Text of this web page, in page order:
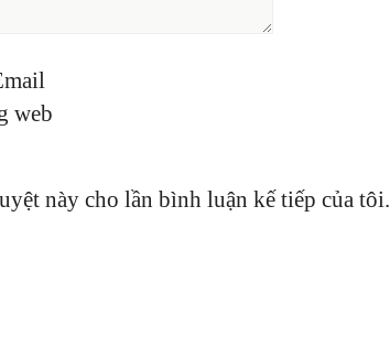
web
này cho lần bình luận kế tiếp của tôi.